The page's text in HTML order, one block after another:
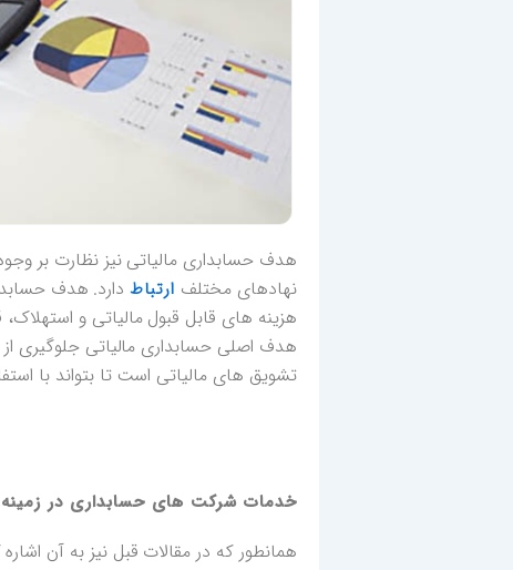
هدف حسابداری مالیاتی نیز نظارت بر
نهادهای مختلف ارتباطدارد. هدف
هزینه های قابل قبول مالیاتی و
هدف اصلی حسابداری مالیاتی جلوگیری
تشویق های مالیاتی است تا بتواند با
خدمات شرکت های حسابداری در زمینه
همانطور که در مقالات قبل نیز به آن